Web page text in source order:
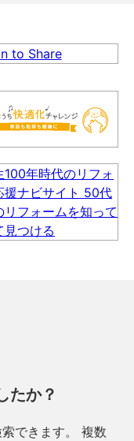
たか？
できます。 複数